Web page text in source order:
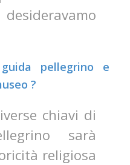
pellegrino e
?
chiavi di
sarà
religiosa